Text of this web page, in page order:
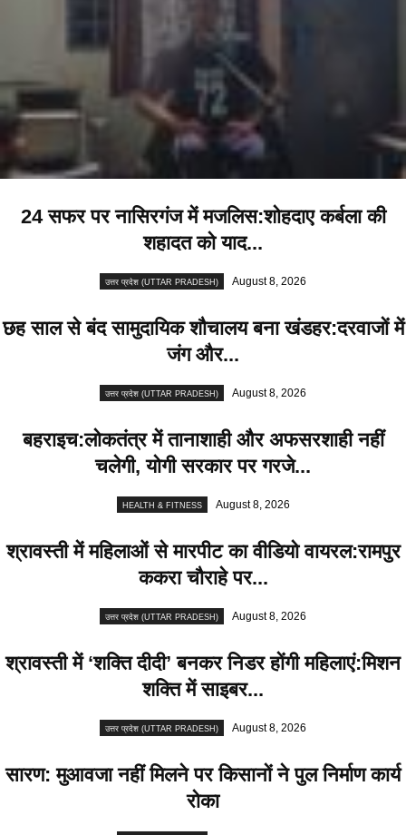
24 सफर पर नासिरगंज में मजलिस:शोहदाए कर्बला की
शहादत को याद...
उत्तर प्रदेश (UTTAR PRADESH) August 8, 2026
छह साल से बंद सामुदायिक शौचालय बना खंडहर:दरवाजों में
जंग और...
उत्तर प्रदेश (UTTAR PRADESH) August 8, 2026
बहराइच:लोकतंत्र में तानाशाही और अफसरशाही नहीं
चलेगी, योगी सरकार पर गरजे...
HEALTH & FITNESS August 8, 2026
श्रावस्ती में महिलाओं से मारपीट का वीडियो वायरल:रामपुर
ककरा चौराहे पर...
उत्तर प्रदेश (UTTAR PRADESH) August 8, 2026
श्रावस्ती में ‘शक्ति दीदी’ बनकर निडर होंगी महिलाएं:मिशन
शक्ति में साइबर...
उत्तर प्रदेश (UTTAR PRADESH) August 8, 2026
सारण: मुआवजा नहीं मिलने पर किसानों ने पुल निर्माण कार्य
रोका